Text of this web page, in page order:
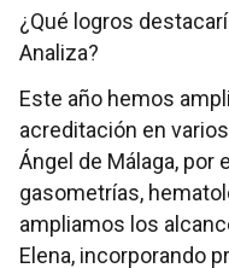
¿Qué logros
Analiza?
Este año hemos
acreditación en
Ángel de Málaga, por
gasometrías,
ampliamos los
Elena, incorporando